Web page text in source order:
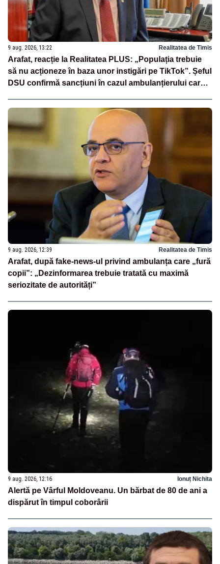
9 aug. 2026, 13:22 Realitatea de Timis
Arafat, reacție la Realitatea PLUS: „Populația trebuie
să nu acționeze în baza unor instigări pe TikTok”. Șeful
DSU confirmă sancțiuni în cazul ambulanțierului care a
9 aug. 2026, 12:39 Realitatea de Timis
Arafat, după fake-news-ul privind ambulanța care „fură
copii”: „Dezinformarea trebuie tratată cu maximă
seriozitate de autorități”
9 aug. 2026, 12:16 Ionuț Nichita
Alertă pe Vârful Moldoveanu. Un bărbat de 80 de ani a
dispărut în timpul coborârii